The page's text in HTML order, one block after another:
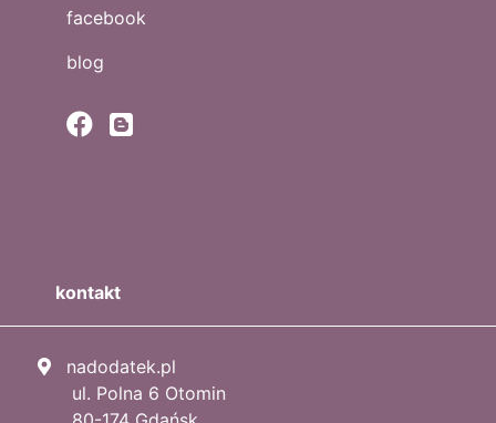
facebook
blog
kontakt
nadodatek.pl
ul. Polna 6 Otomin